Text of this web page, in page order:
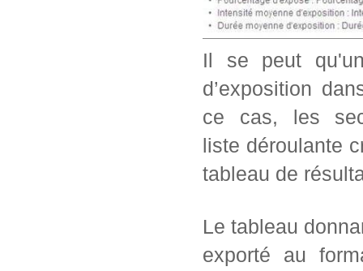
Il se peut
d’exposition
ce cas, les
liste déroulante
tableau de
Le tableau
exporté au